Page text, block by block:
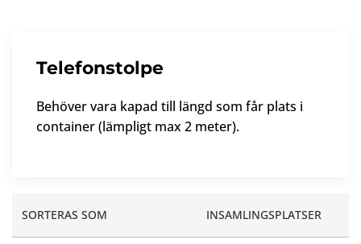
Telefonstolpe
Behöver vara kapad till längd som får plats i
container (lämpligt max 2 meter).
SORTERAS SOM INSAMLINGSPLATSER